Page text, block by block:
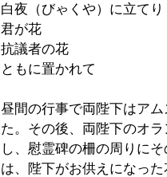
白夜（びゃくや）に立てり
君が花
抗議者の花
ともに置かれて
昼間の行事で両陛下はア
た。その後、両陛下のオ
し、慰霊碑の柵の周りに
は、陛下がお供えになっ